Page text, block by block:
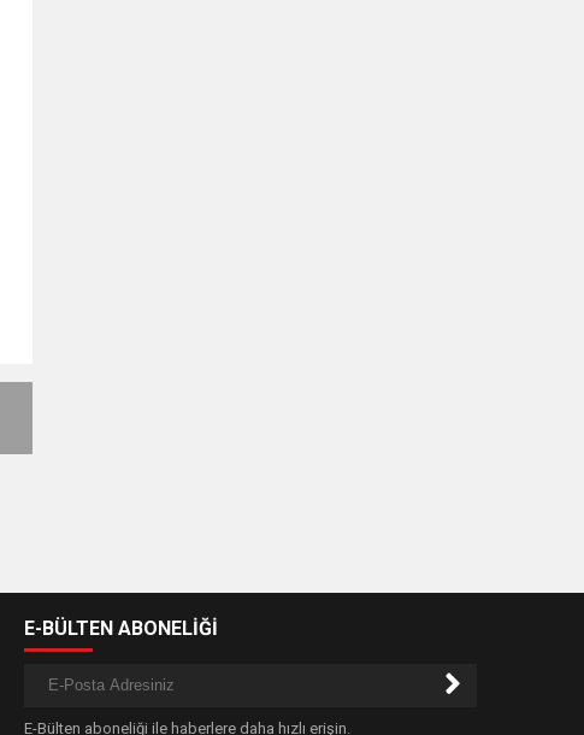
E-BÜLTEN ABONELİĞİ
E-Bülten aboneliği ile haberlere daha hızlı erişin.